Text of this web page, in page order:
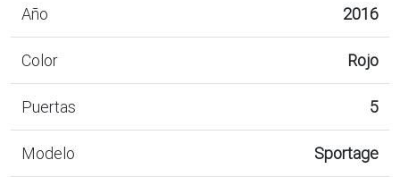
Año 2016
Color Rojo
Puertas 5
Modelo Sportage